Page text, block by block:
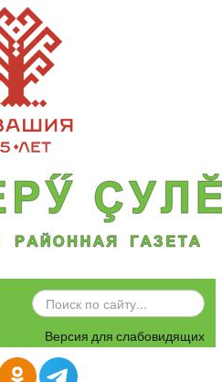
ИСКАТЬ...
Версия для слабовидящих